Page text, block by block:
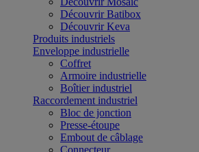
Découvrir Batibox
Découvrir Keva
Produits industriels
Enveloppe industrielle
Coffret
Armoire industrielle
Boîtier industriel
Raccordement industriel
Bloc de jonction
Presse-étoupe
Embout de câblage
Connecteur